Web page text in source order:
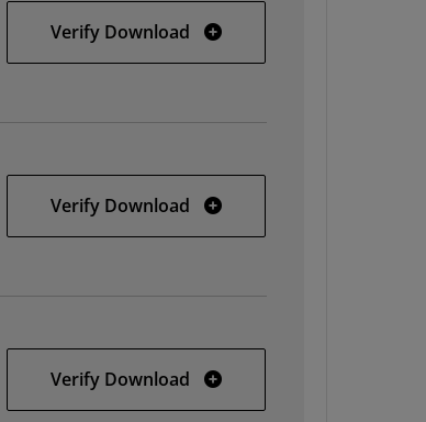
Verify Download 32-bit Windows
Verify Download 64-bit Windows
Verify Download 32-bit Linux